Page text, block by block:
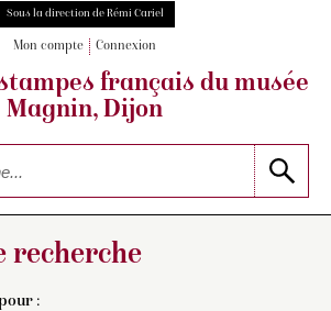
Sous la direction de Rémi Cariel
Mon compte Connexion
français du musée
Magnin, Dijon
recherche
: